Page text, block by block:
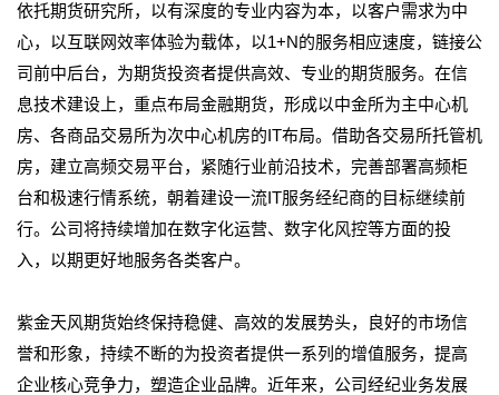
依托期货研究所，以有深度的专业内容为本，以客户需求为中
心，以互联网效率体验为载体，以1+N的服务相应速度，链接公
司前中后台，为期货投资者提供高效、专业的期货服务。在信
息技术建设上，重点布局金融期货，形成以中金所为主中心机
房、各商品交易所为次中心机房的IT布局。借助各交易所托管机
房，建立高频交易平台，紧随行业前沿技术，完善部署高频柜
台和极速行情系统，朝着建设一流IT服务经纪商的目标继续前
行。公司将持续增加在数字化运营、数字化风控等方面的投
入，以期更好地服务各类客户。
紫金天风期货始终保持稳健、高效的发展势头，良好的市场信
誉和形象，持续不断的为投资者提供一系列的增值服务，提高
企业核心竞争力，塑造企业品牌。近年来，公司经纪业务发展